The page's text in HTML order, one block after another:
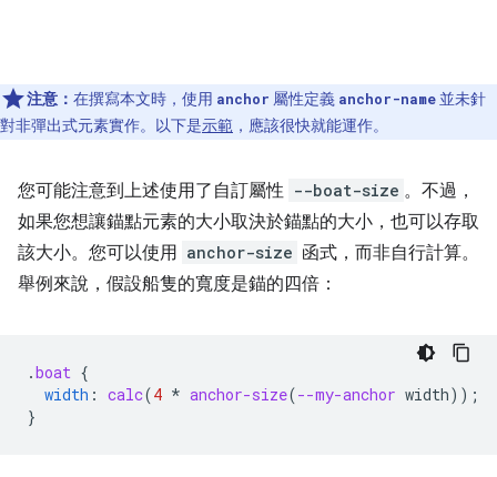
注意： 在撰寫本文時，使用 anchor 屬性定義 anchor-name 並未針
對非彈出式元素實作。以下是示範 ，應該很快就能運作。
您可能注意到上述使用了自訂屬性 --boat-size 。不過，
如果您想讓錨點元素的大小取決於錨點的大小，也可以存取
該大小。您可以使用 anchor-size 函式，而非自行計算。
舉例來說，假設船隻的寬度是錨的四倍：
.boat {
width : calc(4 * anchor-size(--my-anchor width));
}